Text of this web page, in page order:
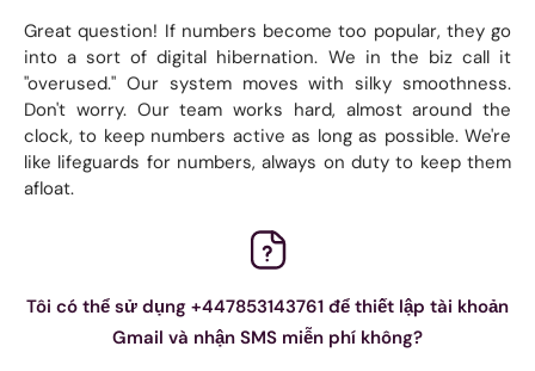
Great question! If numbers become too popular, they go
into a sort of digital hibernation. We in the biz call it
"overused." Our system moves with silky smoothness.
Don't worry. Our team works hard, almost around the
clock, to keep numbers active as long as possible. We're
like lifeguards for numbers, always on duty to keep them
afloat.
Tôi có thể sử dụng +447853143761 để thiết lập tài khoản
Gmail và nhận SMS miễn phí không?